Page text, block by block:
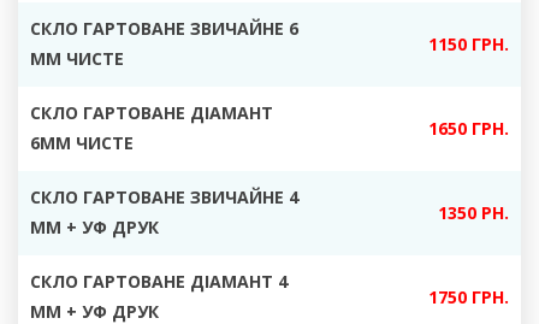
СКЛО ГАРТОВАНЕ ЗВИЧАЙНЕ 6
ММ ЧИСТЕ
1150 ГРН.
СКЛО ГАРТОВАНЕ ДІАМАНТ
6ММ ЧИСТЕ
1650 ГРН.
СКЛО ГАРТОВАНЕ ЗВИЧАЙНЕ 4
ММ + УФ ДРУК
1350 РН.
СКЛО ГАРТОВАНЕ ДІАМАНТ 4
ММ + УФ ДРУК
1750 ГРН.